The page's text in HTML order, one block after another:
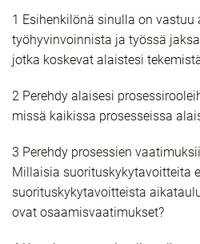
1 Esihenkilönä sinulla on
työhyvinvoinnista ja työssä
jotka koskevat alaistesi
2 Perehdy alaisesi
missä kaikissa prosesseissa
3 Perehdy prosessien
Millaisia suorituskykytavoitteita
suorituskykytavoitteista
ovat osaamisvaatimukset?